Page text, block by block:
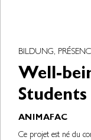
BILDUNG,
Well-
ANIMAFAC
Ce projet est né du